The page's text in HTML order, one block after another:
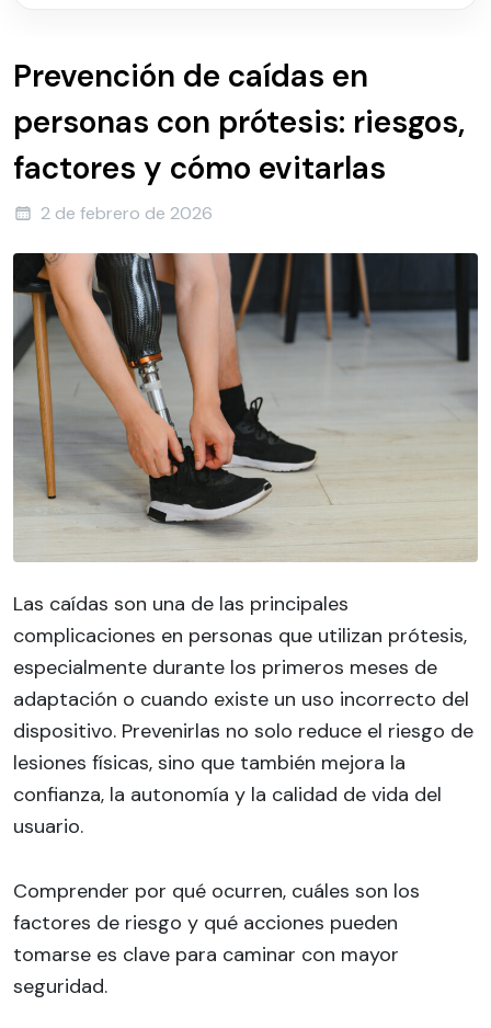
Prevención de caídas en
personas con prótesis: riesgos,
factores y cómo evitarlas
2 de febrero de 2026
Las caídas son una de las principales
complicaciones en personas que utilizan prótesis,
especialmente durante los primeros meses de
adaptación o cuando existe un uso incorrecto del
dispositivo. Prevenirlas no solo reduce el riesgo de
lesiones físicas, sino que también mejora la
confianza, la autonomía y la calidad de vida del
usuario.
Comprender por qué ocurren, cuáles son los
factores de riesgo y qué acciones pueden
tomarse es clave para caminar con mayor
seguridad.